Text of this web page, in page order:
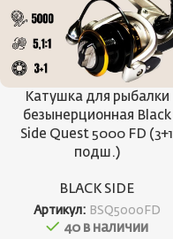
Катушка для рыбалки
безынерционная Black
Side Quest 5000 FD (3+1
подш.)
BLACK SIDE
Артикул: BSQ5000FD
40 в наличии